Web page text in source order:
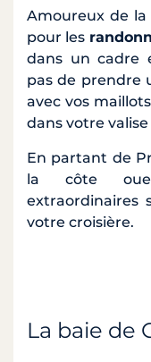
Amoureux de la
pour les
dans un cadre
pas de prendre
avec vos
dans votre valise
En partant de
la côte
extraordinaires
votre croisière.
La baie de